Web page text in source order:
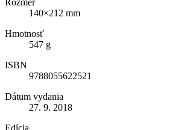
Rozmer
140×212 mm
Hmotnosť
547 g
ISBN
9788055622521
Dátum vydania
27. 9. 2018
Edícia